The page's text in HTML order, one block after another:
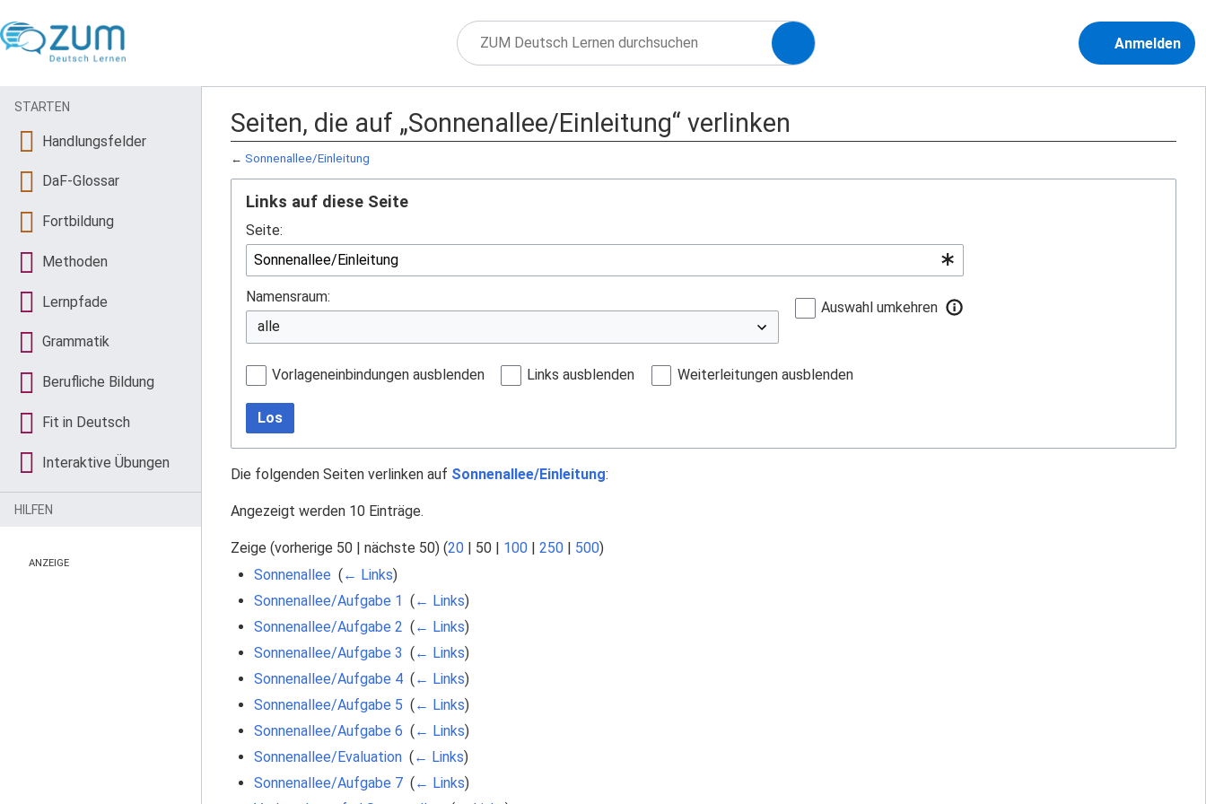
Anmelden
Seiten, die auf „Sonnenallee/Einleitung“ verlinken
← Sonnenallee/Einleitung
Links auf diese Seite
Seite:
Namensraum:
Auswahl umkehren
Vorlageneinbindungen ausblenden Links ausblenden Weiterleitungen ausblenden
Los
Die folgenden Seiten verlinken auf Sonnenallee/Einleitung:
Angezeigt werden 10 Einträge.
Zeige (vorherige 50 nächste 50) (20 50 100 250 500)
Sonnenallee ( ← Links)
Sonnenallee/Aufgabe 1 ( ← Links)
Sonnenallee/Aufgabe 2 ( ← Links)
Sonnenallee/Aufgabe 3 ( ← Links)
Sonnenallee/Aufgabe 4‎ ( ← Links)
Sonnenallee/Aufgabe 5 ( ← Links)
Sonnenallee/Aufgabe 6 ( ← Links)
Sonnenallee/Evaluation‎ ( ← Links)
Sonnenallee/Aufgabe 7‎ ( ← Links)
STARTEN
Handlungsfelder
DaF-Glossar
Fortbildung
Methoden
Lernpfade
Grammatik
Berufliche Bildung
Fit in Deutsch
Interaktive Übungen
HILFEN
ANZEIGE